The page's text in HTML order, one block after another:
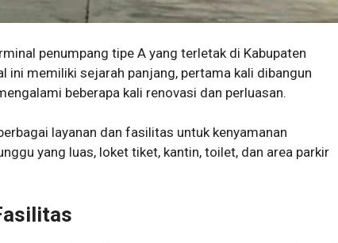
penumpang tipe A yang terletak di Kabupaten
ini memiliki sejarah panjang, pertama kali dibangun
beberapa kali renovasi dan perluasan.
layanan dan fasilitas untuk kenyamanan
yang luas, loket tiket, kantin, toilet, dan area parkir